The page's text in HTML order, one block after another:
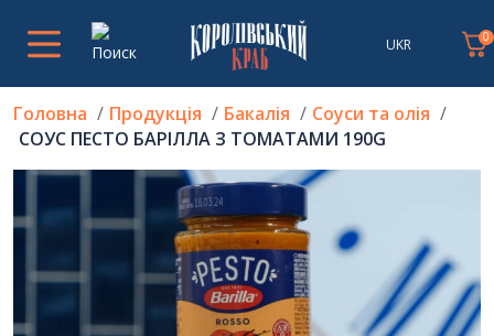
UKR 0
Головна Продукція Бакалія
Соуси та олія
СОУС ПЕСТО БАРІЛЛА З ТОМАТАМИ 190G